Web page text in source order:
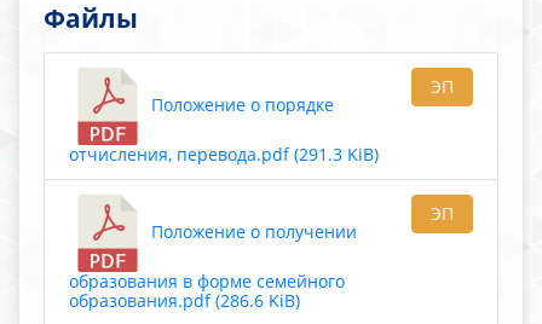
Файлы
Положение о порядке
отчисления, перевода.pdf (291.3 KiB)
ЭП
Положение о получении
образования в форме семейного
образования.pdf (286.6 KiB)
ЭП